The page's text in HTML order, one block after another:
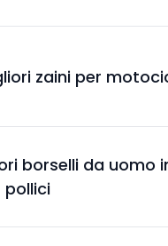
zaini per
borselli da uomo
pollici